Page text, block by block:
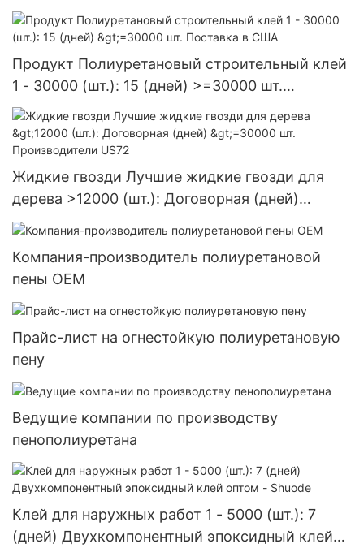
Продукт Полиуретановый строительный клей
1 - 30000 (шт.): 15 (дней) >=30000 шт.
Поставка в США
Жидкие гвозди Лучшие жидкие гвозди для
дерева >12000 (шт.): Договорная (дней)
>=30000 шт. Производители US72
Компания-производитель полиуретановой
пены OEM
Прайс-лист на огнестойкую полиуретановую
пену
Ведущие компании по производству
пенополиуретана
Клей для наружных работ 1 - 5000 (шт.): 7
(дней) Двухкомпонентный эпоксидный клей